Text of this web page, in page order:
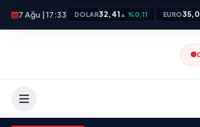
7 Ağu | 17:33 DOLAR32,41▲ %0,11 EURO